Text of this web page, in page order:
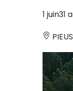
1 juin31